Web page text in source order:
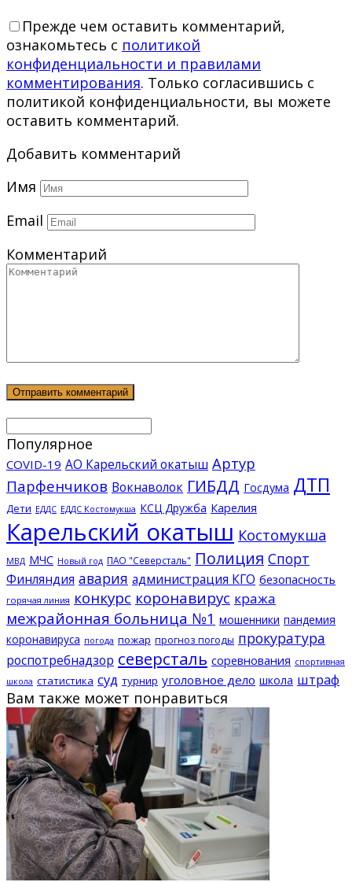
Прежде чем оставить комментарий,
ознакомьтесь с политикой
конфиденциальности и правилами
комментирования. Только согласившись с
политикой конфиденциальности, вы можете
оставить комментарий.
Добавить комментарий
Имя
Email
Комментарий
Популярное
COVID-19 АО Карельский окатыш Артур
Парфенчиков Вокнаволок ГИБДД Госдума ДТП
Дети ЕДДС ЕДДС Костомукша КСЦ Дружба Карелия
Карельский окатыш Костомукша
МВД МЧС Новый год ПАО "Северсталь" Полиция Спорт
Финляндия авария администрация КГО безопасность
горячая линия конкурс коронавирус кража
межрайонная больница №1 мошенники пандемия
коронавируса погода пожар прогноз погоды прокуратура
роспотребнадзор северсталь соревнования спортивная
школа статистика суд турнир уголовное дело школа штраф
Вам также может понравиться